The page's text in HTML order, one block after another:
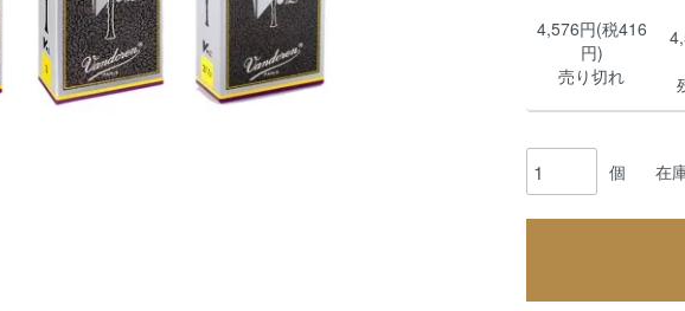
4,576円(税416
円)
売り切れ
個 在